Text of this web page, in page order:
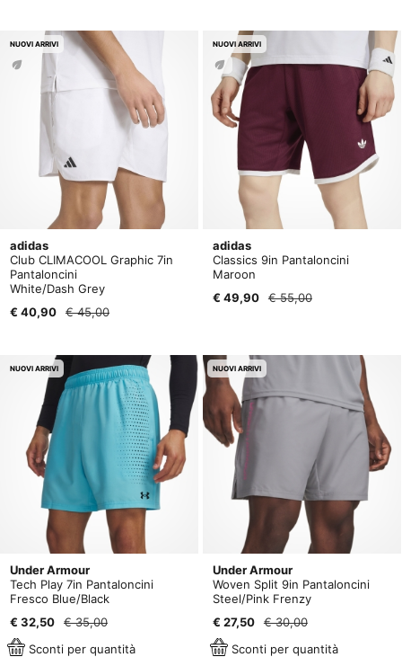
NUOVI ARRIVI
adidas
Club CLIMACOOL Graphic 7in
Pantaloncini
White/Dash Grey
€ 40,90
€ 45,00
NUOVI ARRIVI
adidas
Classics 9in Pantaloncini
Maroon
€ 49,90
€ 55,00
NUOVI ARRIVI
Under Armour
Tech Play 7in Pantaloncini
Fresco Blue/Black
€ 32,50
€ 35,00
Sconti per quantità
NUOVI ARRIVI
Under Armour
Woven Split 9in Pantaloncini
Steel/Pink Frenzy
€ 27,50
€ 30,00
Sconti per quantità